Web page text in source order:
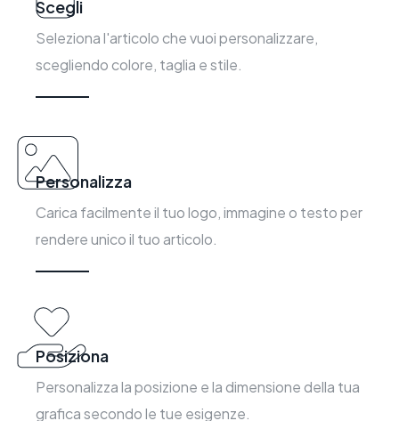
Scegli
Seleziona l'articolo che vuoi personalizzare,
scegliendo colore, taglia e stile.
Personalizza
Carica facilmente il tuo logo, immagine o testo per
rendere unico il tuo articolo.
Posiziona
Personalizza la posizione e la dimensione della tua
grafica secondo le tue esigenze.